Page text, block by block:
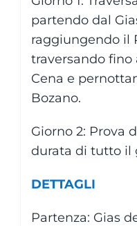
partendo dal
raggiungendo il
traversando fino
Cena e
Bozano.
Giorno 2: Prova
durata di tutto il
DETTAGLI
Partenza: Gias